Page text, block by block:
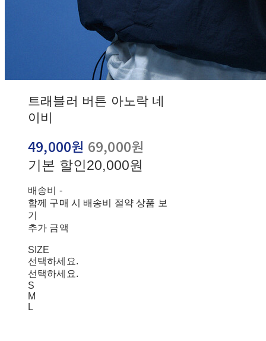
트래블러 버튼 아노락 네
이비
49,000원 69,000원
기본 할인20,000원
배송비 -
함께 구매 시 배송비 절약 상품 보
기
추가 금액
SIZE
선택하세요.
선택하세요.
S
M
L